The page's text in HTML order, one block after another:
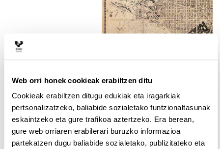
Web orri honek cookieak erabiltzen ditu
Cookieak erabiltzen ditugu edukiak eta iragarkiak
pertsonalizatzeko, baliabide sozialetako funtzionaltasunak
eskaintzeko eta gure trafikoa aztertzeko. Era berean,
gure web orriaren erabilerari buruzko informazioa
partekatzen dugu baliabide sozialetako, publizitateko eta
Fuente:Ildefons
Cerdà i Sunyer, Dominio Público,
https://commons.wikimedia.org/wiki/File:PlaCerda1859b.jpg
El ensanche de Madrid, proyectado por Carlos María de Castro